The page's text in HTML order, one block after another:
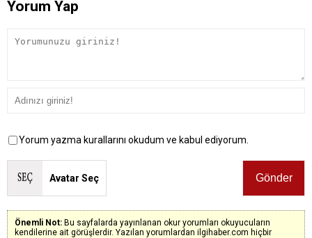
Yorum Yap
Yorum yazma kurallarını okudum ve kabul ediyorum.
Avatar Seç
Önemli Not: Bu sayfalarda yayınlanan okur yorumları okuyucuların
kendilerine ait görüşlerdir. Yazılan yorumlardan ilgihaber.com hiçbir